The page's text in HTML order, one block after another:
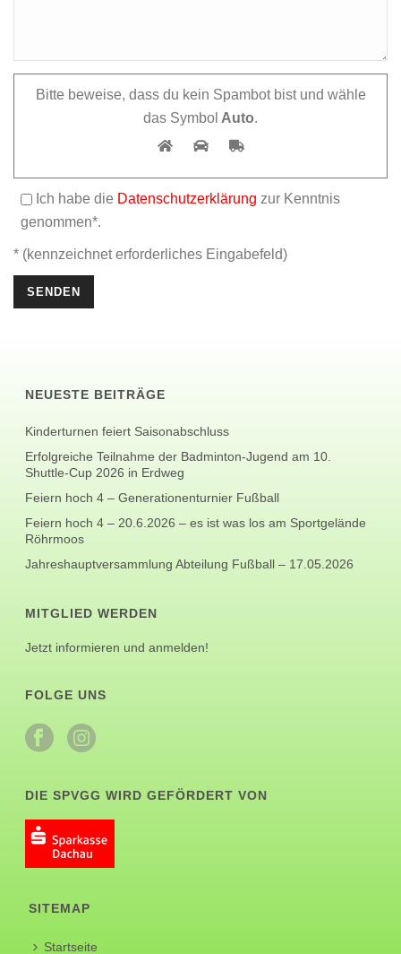
Bitte beweise, dass du kein Spambot bist und wähle
das Symbol Auto.
Ich habe die Datenschutzerklärung zur Kenntnis
genommen*.
* (kennzeichnet erforderliches Eingabefeld)
NEUESTE BEITRÄGE
Kinderturnen feiert Saisonabschluss
Erfolgreiche Teilnahme der Badminton-Jugend am 10.
Shuttle-Cup 2026 in Erdweg
Feiern hoch 4 – Generationenturnier Fußball
Feiern hoch 4 – 20.6.2026 – es ist was los am Sportgelände
Röhrmoos
Jahreshauptversammlung Abteilung Fußball – 17.05.2026
MITGLIED WERDEN
Jetzt informieren und anmelden!
FOLGE UNS
DIE SPVGG WIRD GEFÖRDERT VON
SITEMAP
Startseite